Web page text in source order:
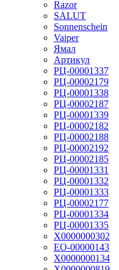
Razor
SALUT
Sonnenschein
Vaiper
Ямал
Артикул
РЦ-00001337
РЦ-00002179
РЦ-00001338
РЦ-00002187
РЦ-00001339
РЦ-00002182
РЦ-00002188
РЦ-00002192
РЦ-00002185
РЦ-00001331
РЦ-00001332
РЦ-00001333
РЦ-00002177
РЦ-00001334
РЦ-00001335
Х0000000302
ЕО-00000143
Х0000000134